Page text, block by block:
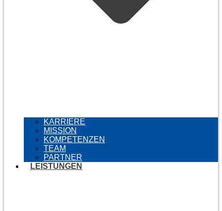
KARRIERE
MISSION
KOMPETENZEN
TEAM
PARTNER
LEISTUNGEN